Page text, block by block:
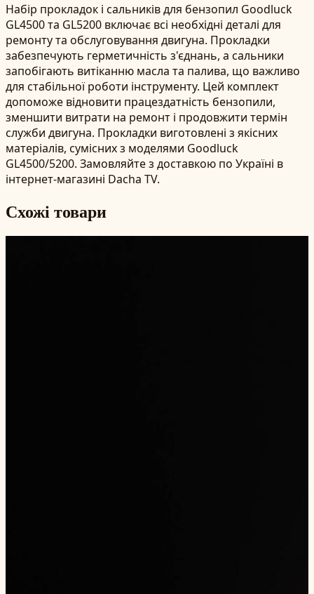
Набір прокладок і сальників для бензопил Goodluck
GL4500 та GL5200 включає всі необхідні деталі для
ремонту та обслуговування двигуна. Прокладки
забезпечують герметичність з'єднань, а сальники
запобігають витіканню масла та палива, що важливо
для стабільної роботи інструменту. Цей комплект
допоможе відновити працездатність бензопили,
зменшити витрати на ремонт і продовжити термін
служби двигуна. Прокладки виготовлені з якісних
матеріалів, сумісних з моделями Goodluck
GL4500/5200. Замовляйте з доставкою по Україні в
інтернет-магазині Dacha TV.
Схожі товари